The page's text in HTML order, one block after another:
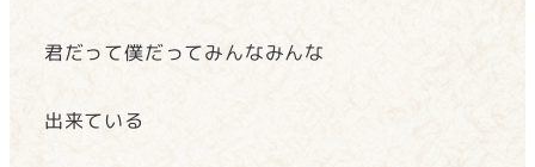
君だって僕だってみんなみんな
出来ている